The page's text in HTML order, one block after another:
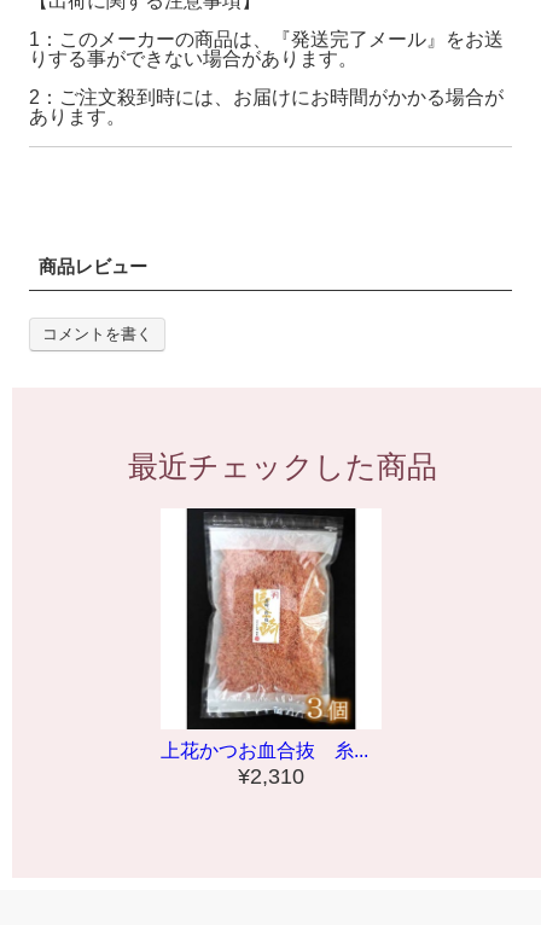
1：このメーカーの商品は、『発送完了メール』をお送
りする事ができない場合があります。
2：ご注文殺到時には、お届けにお時間がかかる場合が
あります。
商品レビュー
コメントを書く
最近チェックした商品
上花かつお血合抜 糸...
¥2,310